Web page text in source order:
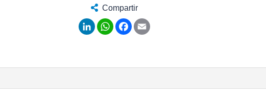
Compartir
LinkedInWhatsApp
Facebook